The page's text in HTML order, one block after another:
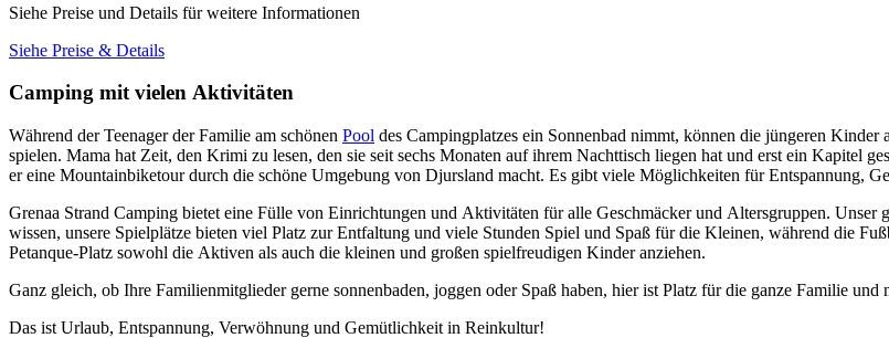
Siehe Preise und Details für weitere Informationen
Siehe Preise & Details
Camping mit vielen Aktivitäten
Während der Teenager der Familie am schönen Pool des Campingplatzes ein Sonnenbad nimmt, können die jüngeren Kinder
spielen. Mama hat Zeit, den Krimi zu lesen, den sie seit sechs Monaten auf ihrem Nachttisch liegen hat und erst ein Kapitel
er eine Mountainbiketour durch die schöne Umgebung von Djursland macht. Es gibt viele Möglichkeiten für Entspannung,
Grenaa Strand Camping bietet eine Fülle von Einrichtungen und Aktivitäten für alle Geschmäcker und Altersgruppen.
wissen, unsere Spielplätze bieten viel Platz zur Entfaltung und viele Stunden Spiel und Spaß für die Kleinen, während die
Petanque-Platz sowohl die Aktiven als auch die kleinen und großen spielfreudigen Kinder anziehen.
Ganz gleich, ob Ihre Familienmitglieder gerne sonnenbaden, joggen oder Spaß haben, hier ist Platz für die ganze Familie
Das ist Urlaub, Entspannung, Verwöhnung und Gemütlichkeit in Reinkultur!